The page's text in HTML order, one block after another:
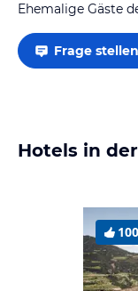
Ehemalige Gäste
Frage stellen
Hotels in